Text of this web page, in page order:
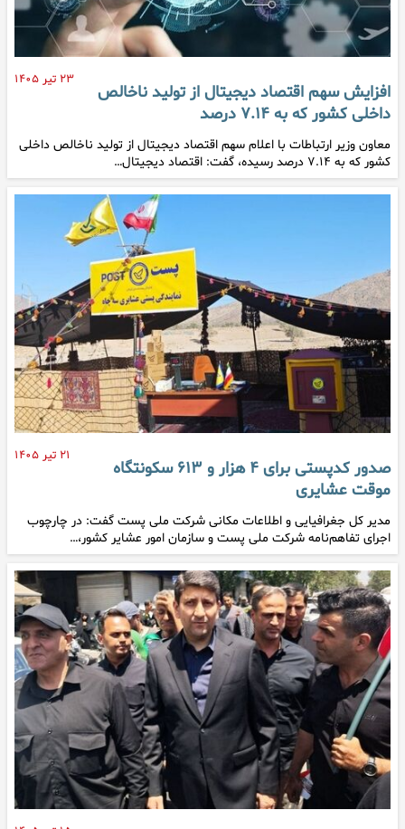
۲۳ تیر ۱۴۰۵
افزایش سهم اقتصاد دیجیتال از تولید ناخالص
داخلی کشور که به ۷.۱۴ درصد
معاون وزیر ارتباطات با اعلام سهم اقتصاد دیجیتال از تولید ناخالص داخلی
کشور که به ۷.۱۴ درصد رسیده، گفت: اقتصاد دیجیتال…
۲۱ تیر ۱۴۰۵
صدور کدپستی برای ۴ هزار و ۶۱۳ سکونتگاه
موقت عشایری
مدیر کل جغرافیایی و اطلاعات مکانی شرکت ملی پست گفت: در چارچوب
اجرای تفاهم‌نامه شرکت ملی پست و سازمان امور عشایر کشور،…